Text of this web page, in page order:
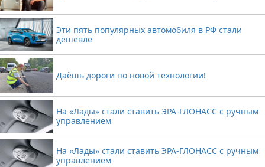
Эти пять популярных автомобиля в РФ стали
дешевле
Даёшь дороги по новой технологии!
На «Лады» стали ставить ЭРА-ГЛОНАСС с ручным
управлением
На «Лады» стали ставить ЭРА-ГЛОНАСС с ручным
управлением